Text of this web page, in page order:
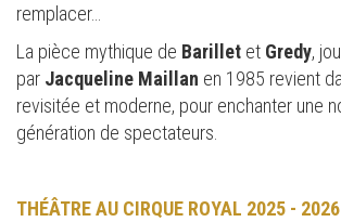
remplacer…
La pièce mythique de Barillet et Gredy,
par Jacqueline Maillan en 1985 revient
revisitée et moderne, pour enchanter une
génération de spectateurs.
THÉÂTRE AU CIRQUE ROYAL 2025 - 2026